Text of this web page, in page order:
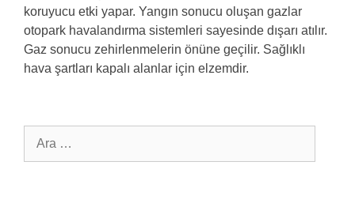
koruyucu etki yapar. Yangın sonucu oluşan gazlar
otopark havalandırma sistemleri sayesinde dışarı atılır.
Gaz sonucu zehirlenmelerin önüne geçilir. Sağlıklı
hava şartları kapalı alanlar için elzemdir.
ara